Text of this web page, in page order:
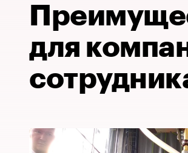
Проверка контрагентов
для